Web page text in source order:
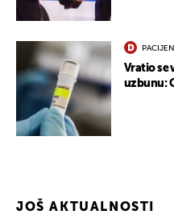
Vratio se
uzbunu:
JOŠ AKTUALNOSTI